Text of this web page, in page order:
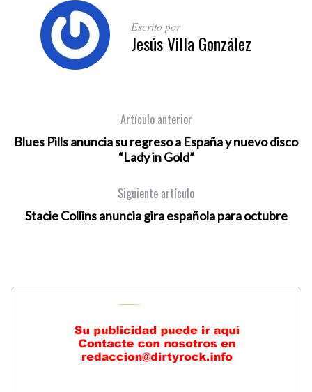
Escrito por
Jesús Villa González
Artículo anterior
Blues Pills anuncia su regreso a España y nuevo disco
“Lady in Gold”
Siguiente artículo
Stacie Collins anuncia gira española para octubre